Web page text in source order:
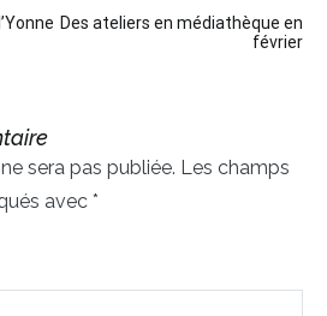
Des ateliers en médiathèque en
février
sera pas publiée. Les champs
avec *